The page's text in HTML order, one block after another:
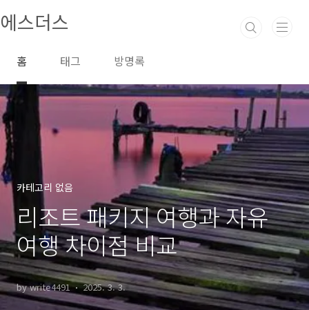
에스더스
홈 태그 방명록
카테고리 없음
리조트 패키지 여행과 자유
여행 차이점 비교
by write4491 2025. 3. 3.